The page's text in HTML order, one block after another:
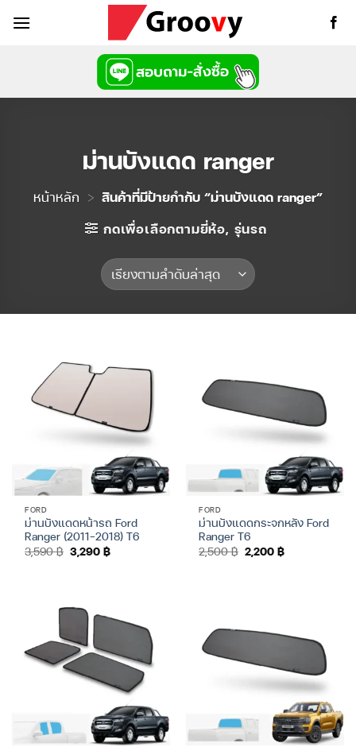
ม่านบังแดด ranger
หน้าหลัก > สินค้าที่มีป้ายกำกับ “ม่านบังแดด ranger”
กดเพื่อเลือกตามยี่ห้อ, รุ่นรถ
FORD
ม่านบังแดดหน้ารถ Ford
Ranger (2011-2018) T6
3,590฿ Original
price
3,290฿Current
price
FORD
ม่านบังแดดกระจกหลัง Ford
Ranger T6
2,500฿ Original
price
2,200฿Current
price